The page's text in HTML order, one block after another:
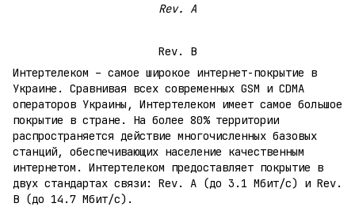
Rev. A
Rev. B
Интертелеком – самое широкое интернет-покрытие в
Украине. Сравнивая всех современных GSM и CDMA
операторов Украины, Интертелеком имеет самое большое
покрытие в стране. На более 80% территории
распространяется действие многочисленных базовых
станций, обеспечивающих население качественным
интернетом. Интертелеком предоставляет покрытие в
двух стандартах связи: Rev. A (до 3.1 Мбит/с) и Rev.
B (до 14.7 Мбит/с).